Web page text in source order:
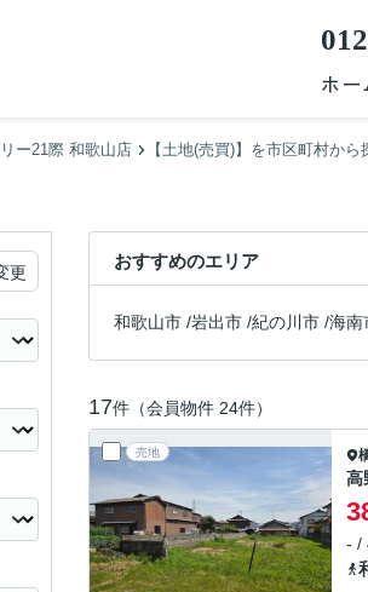
ホー
ー21際 和歌山店 【土地(売買)】を市区町村から
おすすめのエリア
和歌山市 /岩出市 /紀の川市 /海南
17件（会員物件 24件）
売地
高
- /
更